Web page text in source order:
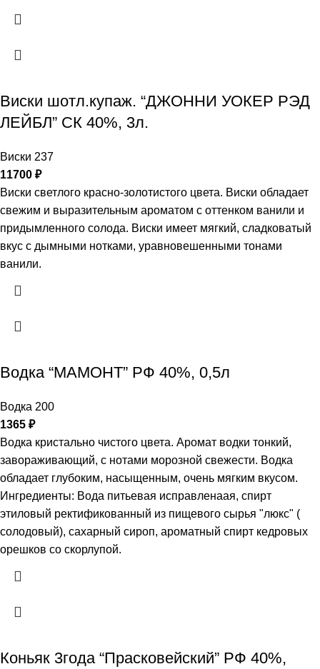
Виски шотл.купаж. “ДЖОННИ УОКЕР РЭД
ЛЕЙБЛ” СК 40%, 3л.
Виски 237
11700 ₽
Виски светлого красно-золотистого цвета. Виски обладает
свежим и выразительным ароматом с оттенком ванили и
придымленного солода. Виски имеет мягкий, сладковатый
вкус с дымными нотками, уравновешенными тонами
ванили.
Водка “МАМОНТ” РФ 40%, 0,5л
Водка 200
1365 ₽
Водка кристально чистого цвета. Аромат водки тонкий,
завораживающий, с нотами морозной свежести. Водка
обладает глубоким, насыщенным, очень мягким вкусом.
Ингредиенты: Вода питьевая исправленаая, спирт
этиловый ректификованный из пищевого сырья "люкс" (
солодовый), сахарный сироп, ароматный спирт кедровых
орешков со скорлупой.
Коньяк 3года “Прасковейский” РФ 40%,